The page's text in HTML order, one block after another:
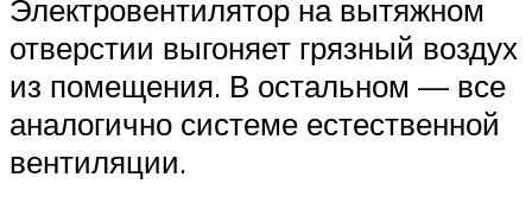
Электровентилятор на вытяжном
отверстии выгоняет грязный воздух
из помещения. В остальном — все
аналогично системе естественной
вентиляции.